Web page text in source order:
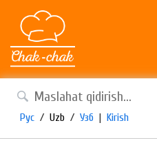
Рус / Uzb / Узб | Kirish